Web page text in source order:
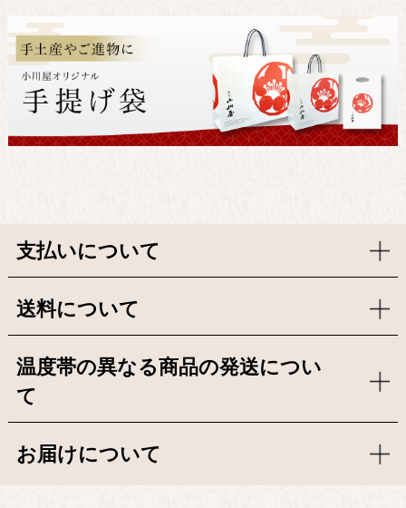
支払いについて
送料について
温度帯の異なる商品の発送につい
て
お届けについて